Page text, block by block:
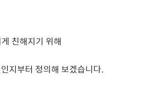
친해지기 위해
지부터 정의해 보겠습니다.